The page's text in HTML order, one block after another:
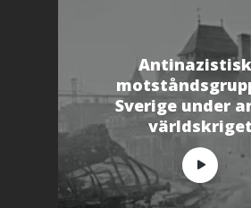
Sverige under
världskriget